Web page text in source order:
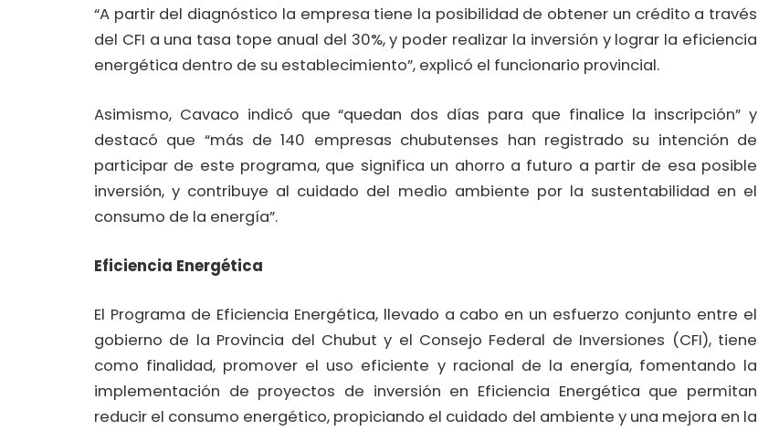
“A partir del diagnóstico la empresa tiene la posibilidad de obtener un crédito a través
del CFI a una tasa tope anual del 30%, y poder realizar la inversión y lograr la eficiencia
energética dentro de su establecimiento”, explicó el funcionario provincial.
Asimismo, Cavaco indicó que “quedan dos días para que finalice la inscripción” y
destacó que “más de 140 empresas chubutenses han registrado su intención de
participar de este programa, que significa un ahorro a futuro a partir de esa posible
inversión, y contribuye al cuidado del medio ambiente por la sustentabilidad en el
consumo de la energía”.
Eficiencia Energética
El Programa de Eficiencia Energética, llevado a cabo en un esfuerzo conjunto entre el
gobierno de la Provincia del Chubut y el Consejo Federal de Inversiones (CFI), tiene
como finalidad, promover el uso eficiente y racional de la energía, fomentando la
implementación de proyectos de inversión en Eficiencia Energética que permitan
reducir el consumo energético, propiciando el cuidado del ambiente y una mejora en la